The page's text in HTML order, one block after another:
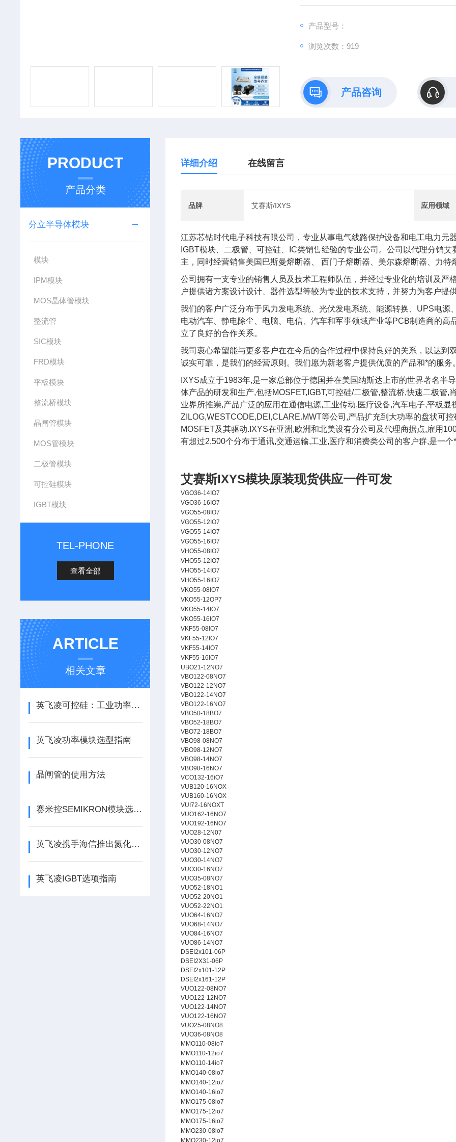
产品型号：
浏览次数：919
产品咨询
PRODUCT
产品分类
分立半导体模块
模块
IPM模块
MOS晶体管模块
整流管
SIC模块
FRD模块
平板模块
整流桥模块
晶闸管模块
MOS管模块
二极管模块
可控硅模块
IGBT模块
TEL-PHONE
查看全部
ARTICLE
相关文章
英飞凌可控硅：工业功率控制的核心基石
英飞凌功率模块选型指南
晶闸管的使用方法
赛米控SEMIKRON模块选型指南
英飞凌携手海信推出氮化镓电视适配器，赋能高效节能新体验
英飞凌IGBT选项指南
详细介绍 在线留言
品牌 艾赛斯/IXYS 应用领域
江苏芯钻时代电子科技有限公司，专业从事电气线路保护设备和电工电力元
IGBT模块、二极管、可控硅、IC类销售经验的专业公司。公司以代理分销
主，同时经营销售美国巴斯曼熔断器、 西门子熔断器、美尔森熔断器、力特
公司拥有一支专业的销售人员及技术工程师队伍，并经过专业化的培训及严
户提供诸方案设计设计、器件选型等较为专业的技术支持，并努力为客户提
我们的客户广泛分布于风力发电系统、光伏发电系统、能源转换、UPS电
电动汽车、静电除尘、电脑、电信、汽车和军事领域产业等PCB制造商的
立了良好的合作关系。
我司衷心希望能与更多客户在在今后的合作过程中保持良好的关系，以达到
诚实可靠，是我们的经营原则。我们愿为新老客户提供优质的产品和*的服务
IXYS成立于1983年,是一家总部位于德国并在美国纳斯达上市的世界著名半
体产品的研发和生产,包括MOSFET,IGBT,可控硅/二极管,整流桥,快速二极管
业界所推崇,产品广泛的应用在通信电源,工业传动,医疗设备,汽车电子,平板显
ZILOG,WESTCODE,DEI,CLARE.MWT等公司,产品扩充到大功率的盘状可
MOSFET及其驱动.IXYS在亚洲,欧洲和北美设有分公司及代理商据点,雇用
有超过2,500个分布于通讯,交通运输,工业,医疗和消费类公司的客户群,是一
艾赛斯IXYS模块原装现货供应一件可发
VGO36-14IO7
VGO36-16IO7
VGO55-08IO7
VGO55-12IO7
VGO55-14IO7
VGO55-16IO7
VHO55-08IO7
VHO55-12IO7
VHO55-14IO7
VHO55-16IO7
VKO55-08IO7
VKO55-12OP7
VKO55-14IO7
VKO55-16IO7
VKF55-08IO7
VKF55-12IO7
VKF55-14IO7
VKF55-16IO7
UBO21-12NO7
VBO122-08NO7
VBO122-12NO7
VBO122-14NO7
VBO122-16NO7
VBO50-18BO7
VBO52-18BO7
VBO72-18BO7
VBO98-08NO7
VBO98-12NO7
VBO98-14NO7
VBO98-16NO7
VCO132-16iO7
VUB120-16NOX
VUB160-16NOX
VUI72-16NOXT
VUO162-16NO7
VUO192-16NO7
VUO28-12N07
VUO30-08NO7
VUO30-12NO7
VUO30-14NO7
VUO30-16NO7
VUO35-08NO7
VUO52-18NO1
VUO52-20NO1
VUO52-22NO1
VUO64-16NO7
VUO68-14NO7
VUO84-16NO7
VUO86-14NO7
DSEI2x101-06P
DSEI2X31-06P
DSEI2x101-12P
DSEI2x161-12P
VUO122-08NO7
VUO122-12NO7
VUO122-14NO7
VUO122-16NO7
VUO25-08NO8
VUO36-08NO8
MMO110-08io7
MMO110-12io7
MMO110-14io7
MMO140-08io7
MMO140-12io7
MMO140-16io7
MMO175-08io7
MMO175-12io7
MMO175-16io7
MMO230-08io7
MMO230-12io7